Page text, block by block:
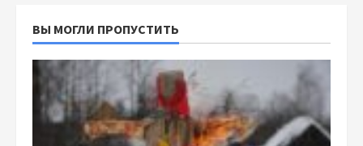
ВЫ МОГЛИ ПРОПУСТИТЬ